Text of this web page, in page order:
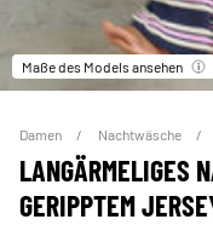
Maße des Models ansehen
Damen Nachtwäsche
LANGÄRMELIGES
GERIPPTEM